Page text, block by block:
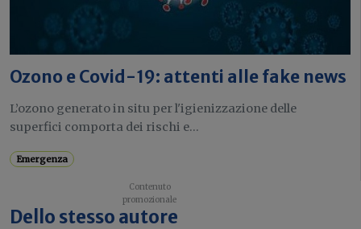
Ozono e Covid-19: attenti alle fake news
L’ozono generato in situ per l'igienizzazione delle
superfici comporta dei rischi e...
Emergenza
Dello stesso autore